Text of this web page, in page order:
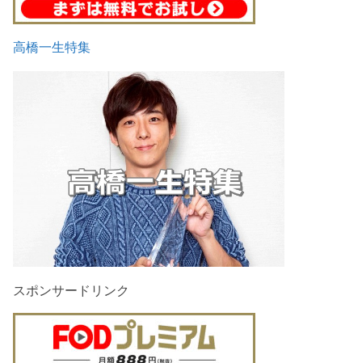
高橋一生特集
スポンサードリンク